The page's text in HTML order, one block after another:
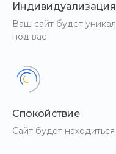
Индивидуализация
Ваш сайт будет
под вас
Спокойствие
Сайт будет